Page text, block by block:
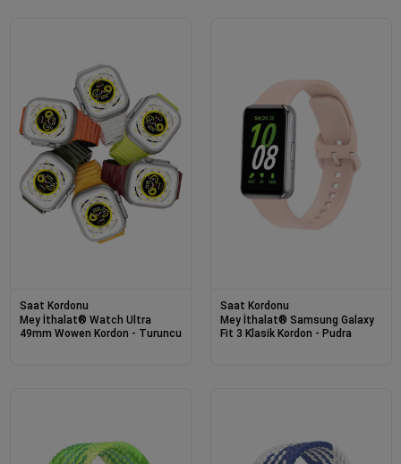
Saat Kordonu
Mey İthalat® Watch Ultra
49mm Wowen Kordon - Turuncu
Saat Kordonu
Mey İthalat® Samsung Galaxy
Fit 3 Klasik Kordon - Pudra